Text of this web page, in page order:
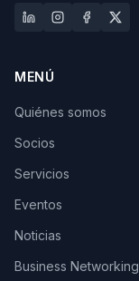
MENÚ
Quiénes somos
Socios
Servicios
Eventos
Noticias
Business Networking